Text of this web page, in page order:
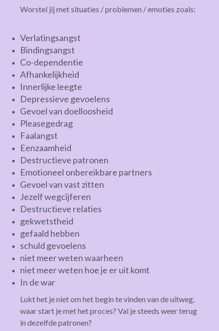
Worstel jij met situaties / problemen / emoties zoals:
Verlatingsangst
Bindingsangst
Co-dependentie
Afhankelijkheid
Innerlijke leegte
Depressieve gevoelens
Gevoel van doelloosheid
Pleasegedrag
Faalangst
Eenzaamheid
Destructieve patronen
Emotioneel onbereikbare partners
Gevoel van vast zitten
Jezelf wegcijferen
Destructieve relaties
gekwetstheid
gefaald hebben
schuld gevoelens
niet meer weten waarheen
niet meer weten hoe je er uit komt
In de war
Lukt het je niet om het begin te vinden van de uitweg,
waar start je met het proces? Val je steeds weer terug
in dezelfde patronen?